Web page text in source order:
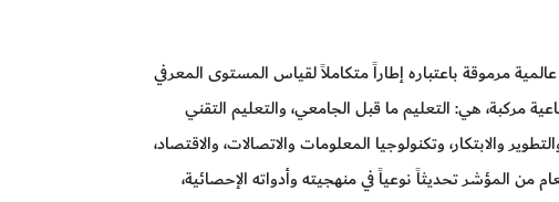
مرموقة باعتباره إطاراً متكاملاً لقياس المستوى المعرفي
مركبة، هي: التعليم ما قبل الجامعي، والتعليم التقني
والابتكار، وتكنولوجيا المعلومات والاتصالات، والاقتصاد،
من المؤشر تحديثاً نوعياً في منهجيته وأدواته الإحصائية،